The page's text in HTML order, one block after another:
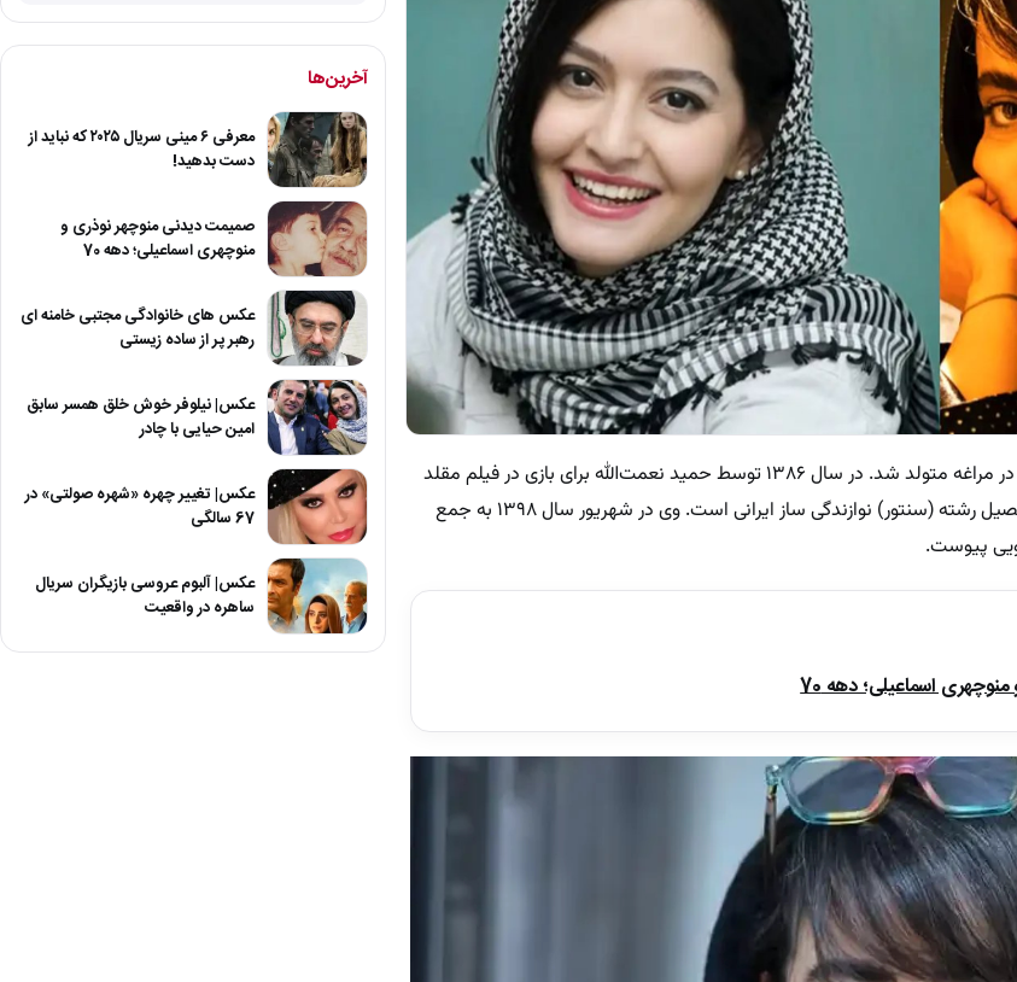
به گزارش پلاس، پردیس احمدیه ۸ تیر سال ۱۳۷۱ در مراغه متولد شد. در سال ۱۳۸۶ توسط حمید نعمت‌الله برای بازی در فیلم مقلد
شیطان به افشین صادقی معرفی شد.او فارغ‌التحصیل رشته (سنتور) نوازندگی ساز ایرانی است. وی در شهریور سال ۱۳۹۸ به جمع
پیوست.
اسماعیلی؛ دهه 70
آخرین‌ها
معرفی ۶ مینی سریال ۲۰۲۵ که نباید از
دست بدهید!
صمیمت دیدنی منوچهر نوذری و
منوچهری اسماعیلی؛ دهه 70
عکس های خانوادگی مجتبی خامنه ای
رهبر پر از ساده زیستی
عکس| نیلوفر خوش خلق همسر سابق
امین حیایی با چادر
عکس| تغییر چهره «شهره صولتی» در
67 سالگی
عکس| آلبوم عروسی بازیگران سریال
ساهره در واقعیت